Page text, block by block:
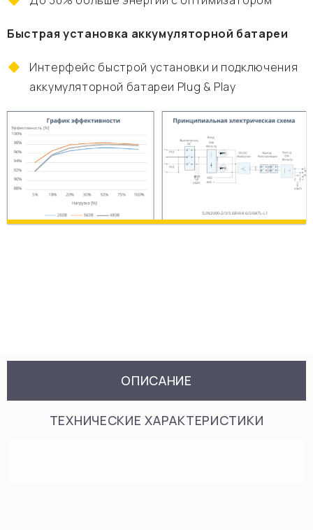
Быстрая установка аккумуляторной батареи
Интерфейс быстрой установки и подключения
аккумуляторной батареи Plug & Play
ОПИСАНИЕ
ТЕХНИЧЕСКИЕ ХАРАКТЕРИСТИКИ